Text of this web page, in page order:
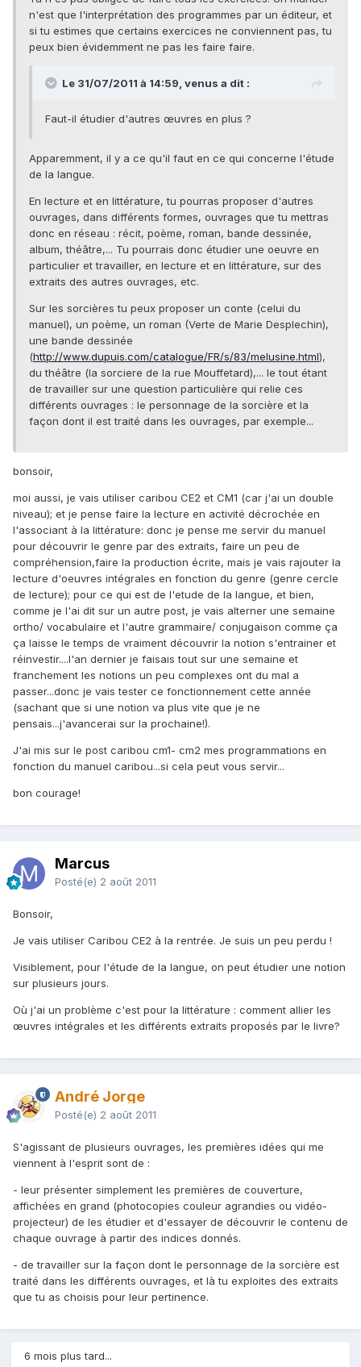
n'est que l'interprétation des programmes par un éditeur, et
si tu estimes que certains exercices ne conviennent pas, tu
peux bien évidemment ne pas les faire faire.
Le 31/07/2011 à 14:59, venus a dit :
Faut-il étudier d'autres œuvres en plus ?
Apparemment, il y a ce qu'il faut en ce qui concerne l'étude
de la langue.
En lecture et en littérature, tu pourras proposer d'autres
ouvrages, dans différents formes, ouvrages que tu mettras
donc en réseau : récit, poème, roman, bande dessinée,
album, théâtre,... Tu pourrais donc étudier une oeuvre en
particulier et travailler, en lecture et en littérature, sur des
extraits des autres ouvrages, etc.
Sur les sorcières tu peux proposer un conte (celui du
manuel), un poème, un roman (Verte de Marie Desplechin),
une bande dessinée
(http://www.dupuis.com/catalogue/FR/s/83/melusine.html),
du théâtre (la sorciere de la rue Mouffetard),... le tout étant
de travailler sur une question particulière qui relie ces
différents ouvrages : le personnage de la sorcière et la
façon dont il est traité dans les ouvrages, par exemple...
bonsoir,
moi aussi, je vais utiliser caribou CE2 et CM1 (car j'ai un double
niveau); et je pense faire la lecture en activité décrochée en
l'associant à la littérature: donc je pense me servir du manuel
pour découvrir le genre par des extraits, faire un peu de
compréhension,faire la production écrite, mais je vais rajouter la
lecture d'oeuvres intégrales en fonction du genre (genre cercle
de lecture); pour ce qui est de l'etude de la langue, et bien,
comme je l'ai dit sur un autre post, je vais alterner une semaine
ortho/ vocabulaire et l'autre grammaire/ conjugaison comme ça
ça laisse le temps de vraiment découvrir la notion s'entrainer et
réinvestir....l'an dernier je faisais tout sur une semaine et
franchement les notions un peu complexes ont du mal a
passer...donc je vais tester ce fonctionnement cette année
(sachant que si une notion va plus vite que je ne
pensais...j'avancerai sur la prochaine!).
J'ai mis sur le post caribou cm1- cm2 mes programmations en
fonction du manuel caribou...si cela peut vous servir...
bon courage!
Marcus
Posté(e) 2 août 2011
Bonsoir,
Je vais utiliser Caribou CE2 à la rentrée. Je suis un peu perdu !
Visiblement, pour l'étude de la langue, on peut étudier une notion
sur plusieurs jours.
Où j'ai un problème c'est pour la littérature : comment allier les
œuvres intégrales et les différents extraits proposés par le livre?
André Jorge
Posté(e) 2 août 2011
S'agissant de plusieurs ouvrages, les premières idées qui me
viennent à l'esprit sont de :
- leur présenter simplement les premières de couverture,
affichées en grand (photocopies couleur agrandies ou vidéo-
projecteur) de les étudier et d'essayer de découvrir le contenu de
chaque ouvrage à partir des indices donnés.
- de travailler sur la façon dont le personnage de la sorcière est
traité dans les différents ouvrages, et là tu exploites des extraits
que tu as choisis pour leur pertinence.
6 mois plus tard...